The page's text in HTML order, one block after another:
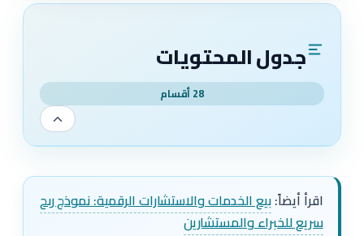
جدول المحتويات
28 أقسام
اقرأ أيضاً:بيع الخدمات والاستشارات الرقمية: نموذج ربح
سريع للخبراء والمستشارين